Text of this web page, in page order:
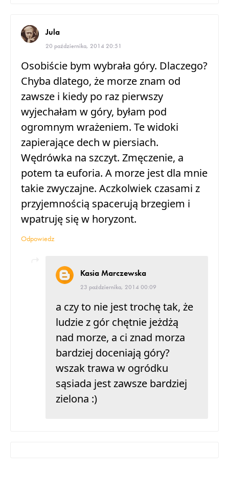
Jula
20 października, 2014 20:51
Osobiście bym wybrała góry. Dlaczego?
Chyba dlatego, że morze znam od
zawsze i kiedy po raz pierwszy
wyjechałam w góry, byłam pod
ogromnym wrażeniem. Te widoki
zapierające dech w piersiach.
Wędrówka na szczyt. Zmęczenie, a
potem ta euforia. A morze jest dla mnie
takie zwyczajne. Aczkolwiek czasami z
przyjemnością spacerują brzegiem i
wpatruję się w horyzont.
Odpowiedz
Kasia Marczewska
23 października, 2014 00:09
a czy to nie jest trochę tak, że
ludzie z gór chętnie jeżdżą
nad morze, a ci znad morza
bardziej doceniają góry?
wszak trawa w ogródku
sąsiada jest zawsze bardziej
zielona :)